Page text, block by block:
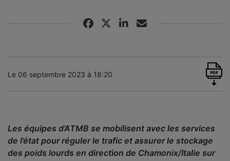
Le 06 septembre 2023 à 18:20
Les équipes d’ATMB se mobilisent avec les services
de l’état pour réguler le trafic et assurer le stockage
des poids lourds en direction de Chamonix/Italie sur